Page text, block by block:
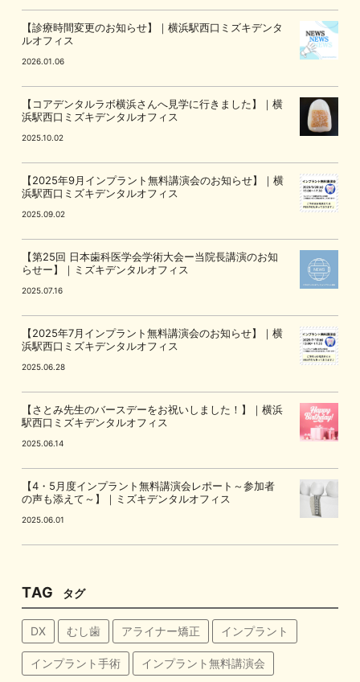
【診療時間変更のお知らせ】｜横浜駅西口ミズキデンタ
ルオフィス
2026.01.06
【コアデンタルラボ横浜さんへ見学に行きました】｜横
浜駅西口ミズキデンタルオフィス
2025.10.02
【2025年9月インプラント無料講演会のお知らせ】｜横
浜駅西口ミズキデンタルオフィス
2025.09.02
【第25回 日本歯科医学会学術大会ー当院長講演のお知
らせー】｜ミズキデンタルオフィス
2025.07.16
【2025年7月インプラント無料講演会のお知らせ】｜横
浜駅西口ミズキデンタルオフィス
2025.06.28
【さとみ先生のバースデーをお祝いしました！】｜横浜
駅西口ミズキデンタルオフィス
2025.06.14
【4・5月度インプラント無料講演会レポート～参加者
の声も添えて～】｜ミズキデンタルオフィス
2025.06.01
TAG タグ
DX むし歯 アライナー矯正 インプラント
インプラント手術 インプラント無料講演会